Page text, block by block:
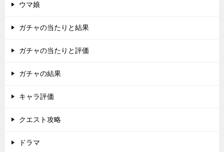
ウマ娘
ガチャの当たりと結果
ガチャの当たりと評価
ガチャの結果
キャラ評価
クエスト攻略
ドラマ